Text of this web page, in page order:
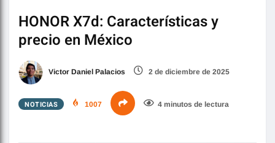
HONOR X7d: Características y
precio en México
Victor Daniel Palacios 2 de diciembre de 2025
NOTICIAS 1007 4 minutos de lectura